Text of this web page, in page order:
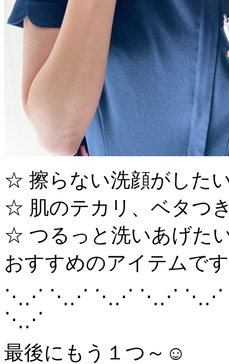
☆ 擦らない洗顔がした
☆ 肌のテカリ、ベタつ
☆ つるっと洗い
おすすめのアイテムで
⋱⋰ ⋱⋰ ⋱⋰ ⋱⋰
⋱⋰
最後にもう１つ～☺️